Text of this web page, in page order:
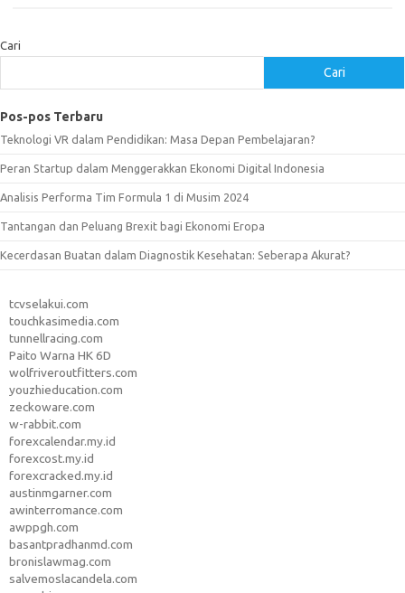
Cari
Cari
Pos-pos Terbaru
Teknologi VR dalam Pendidikan: Masa Depan Pembelajaran?
Peran Startup dalam Menggerakkan Ekonomi Digital Indonesia
Analisis Performa Tim Formula 1 di Musim 2024
Tantangan dan Peluang Brexit bagi Ekonomi Eropa
Kecerdasan Buatan dalam Diagnostik Kesehatan: Seberapa Akurat?
tcvselakui.com
touchkasimedia.com
tunnellracing.com
Paito Warna HK 6D
wolfriveroutfitters.com
youzhieducation.com
zeckoware.com
w-rabbit.com
forexcalendar.my.id
forexcost.my.id
forexcracked.my.id
austinmgarner.com
awinterromance.com
awppgh.com
basantpradhanmd.com
bronislawmag.com
salvemoslacandela.com